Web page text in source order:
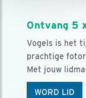
Ontvang 5
Vogels is het
prachtige
Met jouw
WORD LID